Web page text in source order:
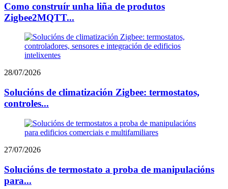
Como construír unha liña de produtos
Zigbee2MQTT...
28/07/2026
Solucións de climatización Zigbee: termostatos,
controles...
27/07/2026
Solucións de termostato a proba de manipulacións
para...